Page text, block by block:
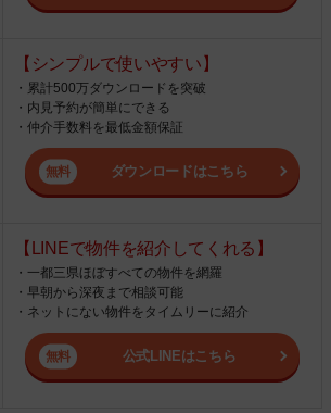
【シンプルで使いやすい】
・累計500万ダウンロードを突破
・内見予約が簡単にできる
・仲介手数料を最低金額保証
ダウンロードはこちら
【LINEで物件を紹介してくれる】
・一都三県ほぼすべての物件を網羅
・早朝から深夜まで相談可能
・ネットにない物件をタイムリーに紹介
公式LINEはこちら